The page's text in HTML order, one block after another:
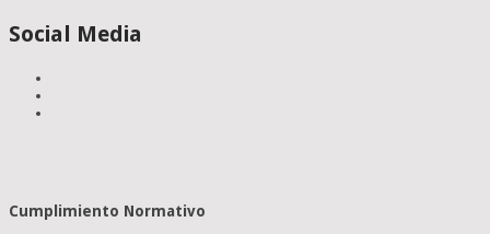
Social Media
Cumplimiento Normativo